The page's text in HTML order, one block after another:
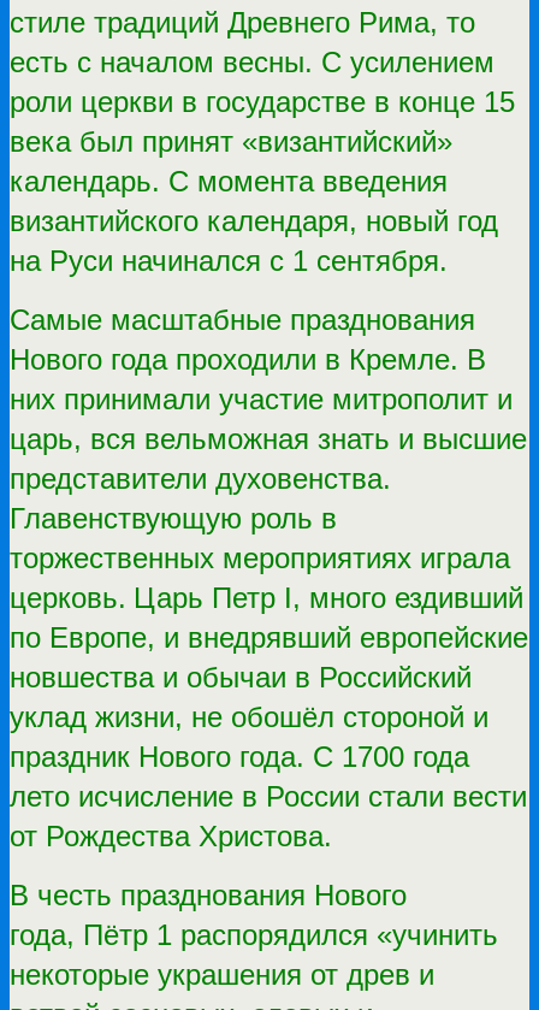
стиле традиций Древнего Рима, то
есть с началом весны. С усилением
роли церкви в государстве в конце 15
века был принят «византийский»
календарь. С момента введения
византийского календаря, новый год
на Руси начинался с 1 сентября.
Самые масштабные празднования
Нового года проходили в Кремле. В
них принимали участие митрополит и
царь, вся вельможная знать и высшие
представители духовенства.
Главенствующую роль в
торжественных мероприятиях играла
церковь. Царь Петр I, много ездивший
по Европе, и внедрявший европейские
новшества и обычаи в Российский
уклад жизни, не обошёл стороной и
праздник Нового года. С 1700 года
лето исчисление в России стали вести
от Рождества Христова.
В честь празднования Нового
года, Пётр 1 распорядился «учинить
некоторые украшения от древ и